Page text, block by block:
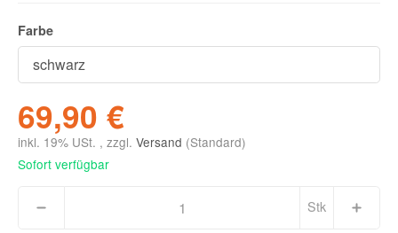
Farbe
69,90 €
inkl. 19% USt. , zzgl. Versand (Standard)
Sofort verfügbar
Stk